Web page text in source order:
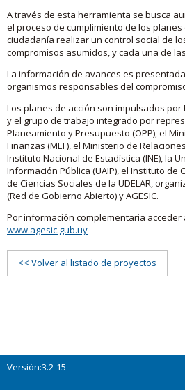
A través de esta herramienta se busca
el proceso de cumplimiento de los planes
ciudadanía realizar un control social de
compromisos asumidos, y cada una de
La información de avances es
organismos responsables del
Los planes de acción son impulsados por
y el grupo de trabajo integrado por
Planeamiento y Presupuesto (OPP), el
Finanzas (MEF), el Ministerio de
Instituto Nacional de Estadística (INE), la
Información Pública (UAIP), el Instituto de
de Ciencias Sociales de la UDELAR,
(Red de Gobierno Abierto) y AGESIC.
Por información complementaria acceder
www.agesic.gub.uy
<< Volver al listado de proyectos
Versión:3.2-15